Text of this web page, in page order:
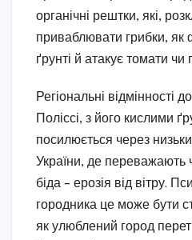
органічні рештки, які,
приваблювати грибки, як
ґрунті й атакує томати чи
Регіональні відмінності
Поліссі, з його кислими
посилюється через
України, де переважають
біда – ерозія від вітру.
городника це може бути
як улюблений город